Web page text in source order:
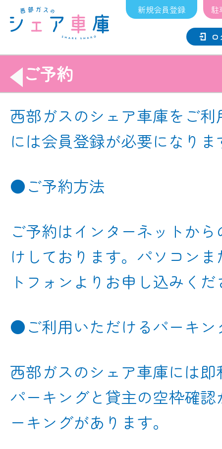
新規会員登録 駐
ご予約
西部ガスのシェア車庫をご
には会員登録が必要になりま
●ご予約方法
ご予約はインターネットか
けしております。パソコン
トフォンよりお申し込みく
●ご利用いただけるパーキン
西部ガスのシェア車庫には
パーキングと貸主の空枠確
ーキングがあります。